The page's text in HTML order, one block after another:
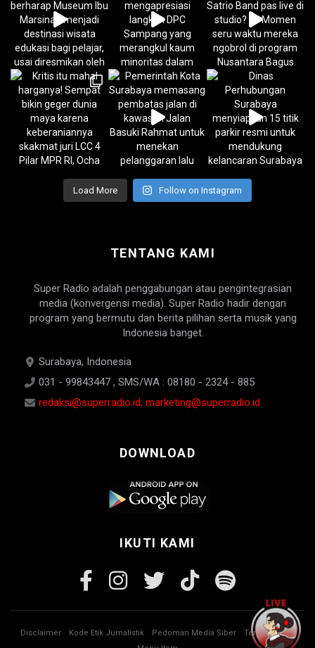
Load More Follow on Instagram
TENTANG KAMI
Super Radio adalah penggabungan atau pengintegrasian
media (konvergensi media). Super Radio hadir dengan
program yang bermutu dan berita pilihan serta musik yang
Indonesia banget.
Surabaya, Indonesia
031 - 99843447 , SMS/WA : 08180 - 2324 - 885
redaksi@superradio.id, marketing@superradio.id
DOWNLOAD
IKUTI KAMI
Disclaimer Kode Etik Jurnalistik Pedoman Media Siber
Tentang Kami